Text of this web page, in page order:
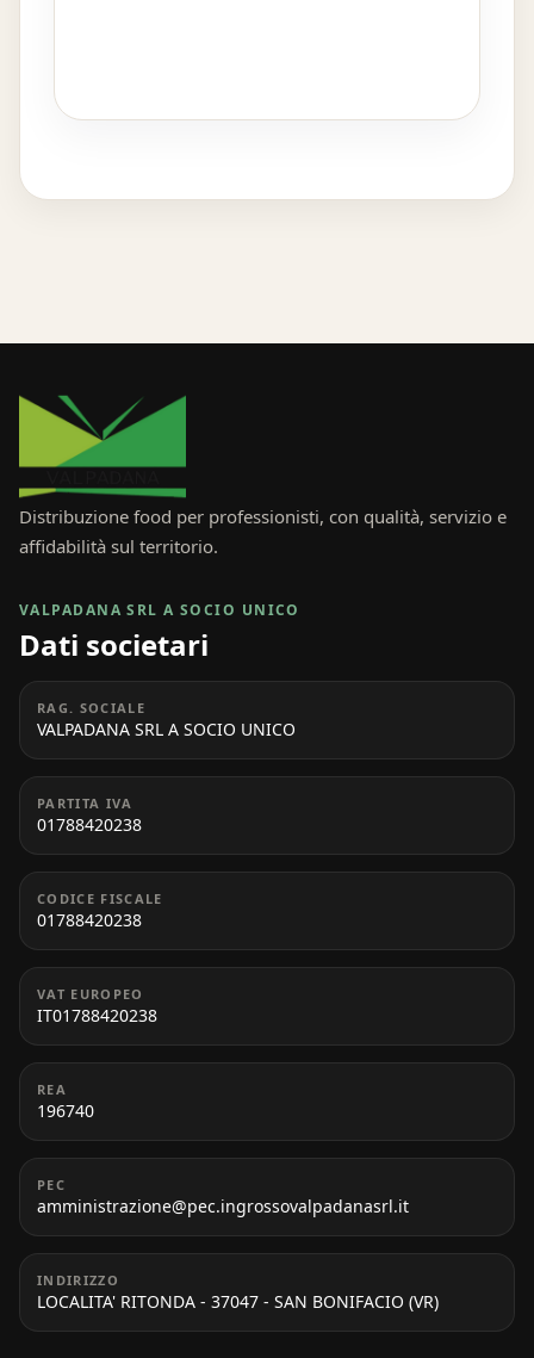
Distribuzione food per professionisti, con qualità, servizio e
affidabilità sul territorio.
VALPADANA SRL A SOCIO UNICO
Dati societari
RAG. SOCIALE
VALPADANA SRL A SOCIO UNICO
PARTITA IVA
01788420238
CODICE FISCALE
01788420238
VAT EUROPEO
IT01788420238
REA
196740
PEC
amministrazione@pec.ingrossovalpadanasrl.it
INDIRIZZO
LOCALITA' RITONDA - 37047 - SAN BONIFACIO (VR)